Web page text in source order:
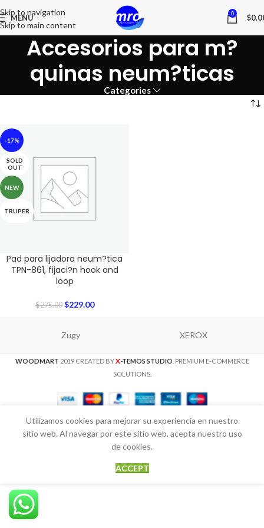
Skip to navigation
Skip to main content
MENU 0 $
Accesorios para m?
quinas neum?ticas
Categories
-17%
SOLD
OUT
NEW
TRUPER
Pad para lijadora neum?tica
TPN-861, fijaci?n hook and
loop
$275.00 $229.00
Zugy XEROX
WOODMART 2019 CREATED BYX-TEMOS STUDIO . PREMIUM E-COMMERCE
SOLUTIONS.
Utilizamos cookies para mejorar su experiencia en nuestro
sitio web. Al navegar por este sitio web, acepta nuestro uso
de cookies.
ACCEPT